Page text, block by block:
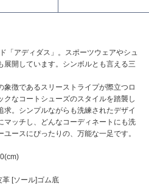
「アディダス」。スポーツウェアやシュ
展開しています。シンボルとも言える三
徴であるスリーストライプが際立つロ
クなコートシューズのスタイルを踏襲し
。シンプルながらも洗練されたデザイ
マッチし、どんなコーディネートにも洗
ースにぴったりの、万能な一足です。
[ソール]ゴム底